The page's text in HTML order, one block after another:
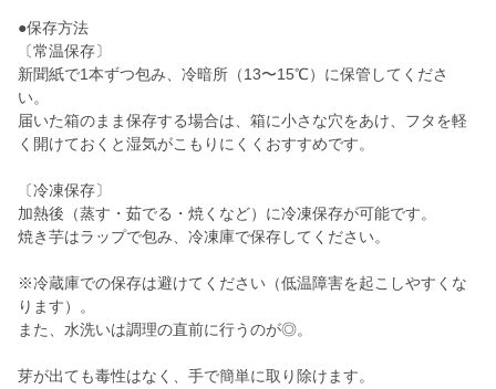
●保存方法
〔常温保存〕
新聞紙で1本ずつ包み、冷暗所（13〜15℃）に保管してくださ
い。
届いた箱のまま保存する場合は、箱に小さな穴をあけ、フタを軽
く開けておくと湿気がこもりにくくおすすめです。
〔冷凍保存〕
加熱後（蒸す・茹でる・焼くなど）に冷凍保存が可能です。
焼き芋はラップで包み、冷凍庫で保存してください。
※冷蔵庫での保存は避けてください（低温障害を起こしやすくな
ります）。
また、水洗いは調理の直前に行うのが◎。
芽が出ても毒性はなく、手で簡単に取り除けます。